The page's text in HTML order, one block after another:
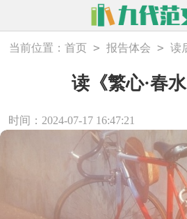
当前位置：首页 > 报告体会 > 读
读《繁心·春
时间：2024-07-17 16:47:21